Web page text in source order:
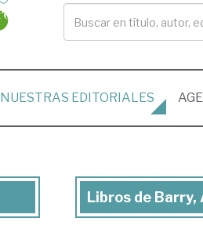
NUESTRAS EDITORIALES
Libros
Libros de Barry,